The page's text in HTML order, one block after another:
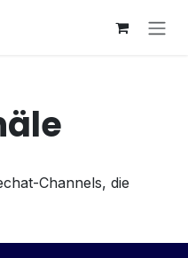
Channels, die